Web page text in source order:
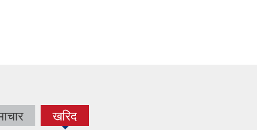
खरिद
(active